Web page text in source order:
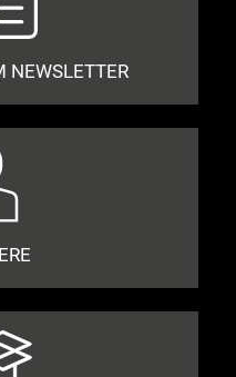
NEWSLETTER